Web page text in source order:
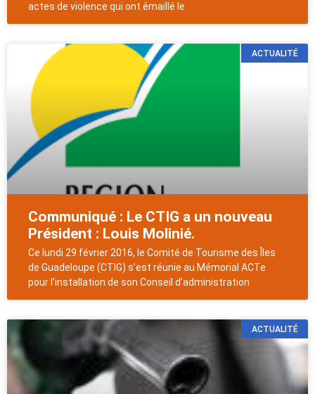
actes de violence qui ont émaillé le
ACTUALITÉ
Communiqué : Le CTIG a un nouveau
Président : Louis Molinié.
Ce lundi 29 février 2016, le Comité de Tourisme des Îles
de Guadeloupe (CTIG) s’est réunie au Mémorial ACTe
pour l’installation de son Conseil d’administration
ACTUALITÉ